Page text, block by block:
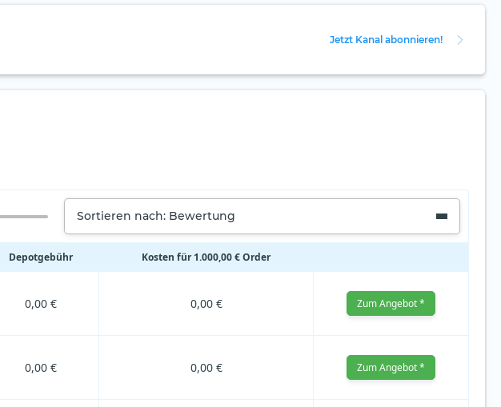
Jetzt Kanal abonnieren!
Sortieren nach: Bewertung
Depotgebühr Kosten für 1.000,00 € Order
0,00 € 0,00 € Zum Angebot *
0,00 € 0,00 € Zum Angebot *